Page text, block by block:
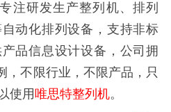
注研发生产整列机、排列
动化排列设备，支持非标
品信息设计设备，公司拥
，不限行业，不限产品，只
使用唯思特整列机。